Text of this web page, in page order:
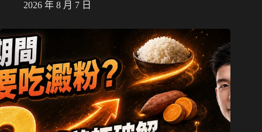
2026 年 8 月 7 日